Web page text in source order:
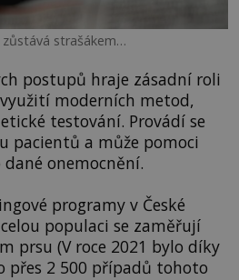
zůstává strašákem…
postupů hraje zásadní roli
moderních metod,
testování. Provádí se
pacientů a může pomoci
onemocnění.
programy v České
populaci se zaměřují
prsu (V roce 2021 bylo díky
přes 2 500 případů tohoto